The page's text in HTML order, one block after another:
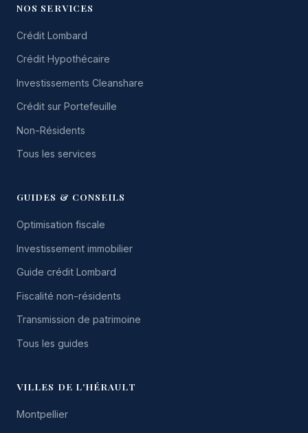
NOS SERVICES
Crédit Lombard
Crédit Hypothécaire
Investissements Cleanshare
Crédit sur Portefeuille
Non-Résidents
Tous les services
GUIDES & CONSEILS
Optimisation fiscale
Investissement immobilier
Guide crédit Lombard
Fiscalité non-résidents
Transmission de patrimoine
Tous les guides
VILLES DE L'HÉRAULT
Montpellier